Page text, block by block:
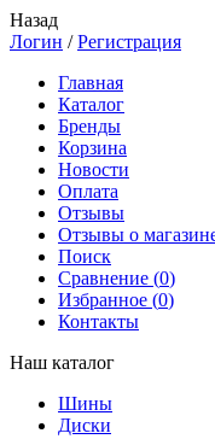
Назад
Логин /Регистрация
Главная
Каталог
Бренды
Корзина
Новости
Оплата
Отзывы
Отзывы о
Поиск
Сравнение (0)
Избранное (0)
Контакты
Наш каталог
Шины
Диски